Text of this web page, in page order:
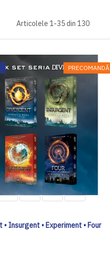
Articolele1-35din130
PRECOMANDĂ
• Insurgent • Experiment • Four